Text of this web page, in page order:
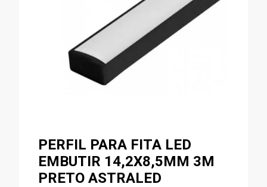
PERFIL PARA FITA LED
EMBUTIR 14,2X8,5MM 3M
PRETO ASTRALED